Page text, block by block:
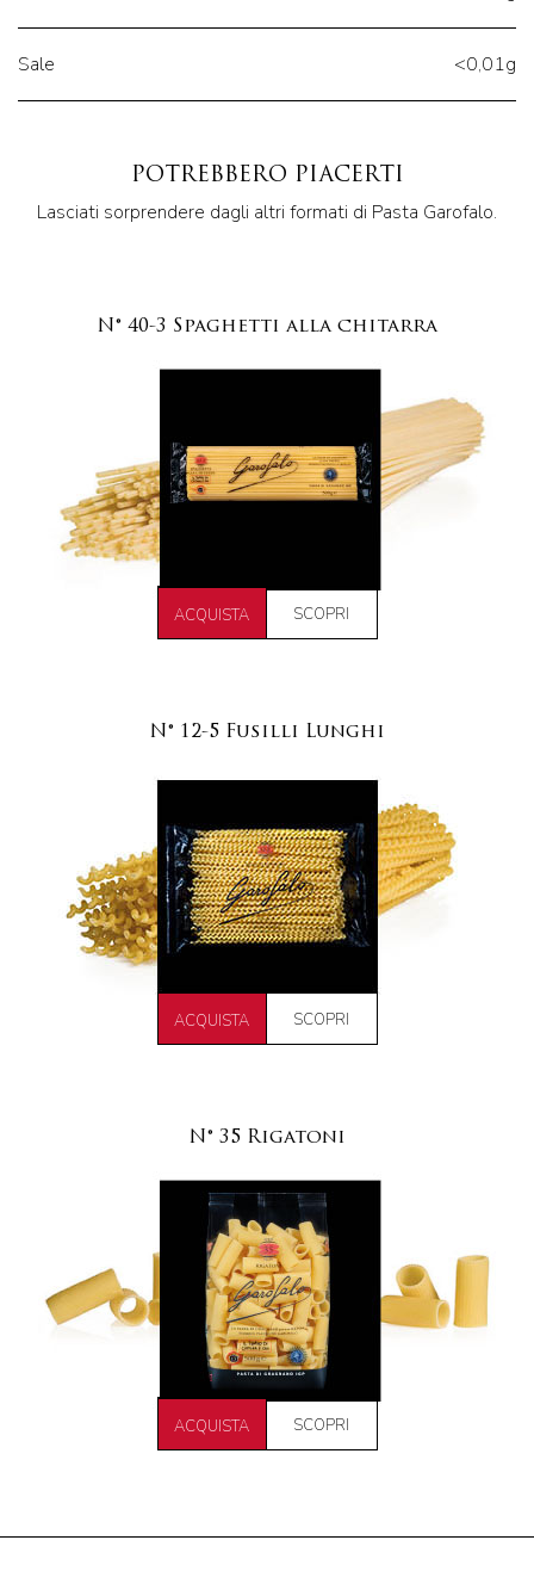
Sale <0,01g
POTREBBERO PIACERTI
Lasciati sorprendere dagli altri formati di Pasta Garofalo.
N° 40-3 Spaghetti alla chitarra
ACQUISTA SCOPRI
N° 12-5 Fusilli Lunghi
ACQUISTA SCOPRI
N° 35 Rigatoni
ACQUISTA SCOPRI